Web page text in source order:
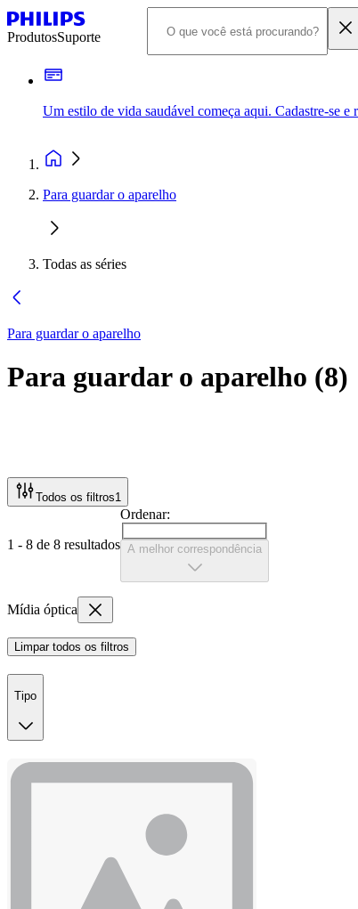
ProdutosSuporte
Um estilo de vida saudável começa aqui. Cadastre-se e
Para guardar o aparelho
Todas as séries
Para guardar o aparelho
Para guardar o aparelho (8)
Todos os filtros1
1 - 8 de 8 resultados
Ordenar:
A melhor correspondência
Mídia óptica
Limpar todos os filtros
Tipo